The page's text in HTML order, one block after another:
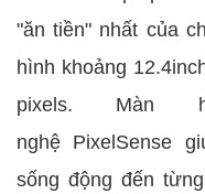
"ăn tiền" nhất của
hình khoảng
pixels. Màn
nghệ PixelSense
sống động đến